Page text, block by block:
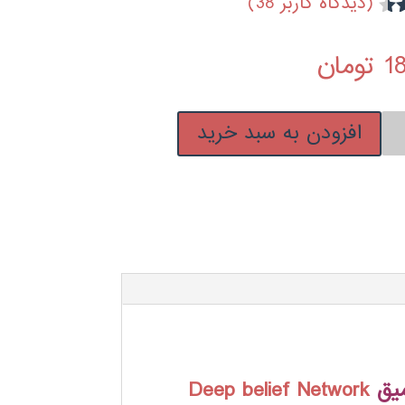
تومان
افزودن به سبد خرید
Deep belief Network